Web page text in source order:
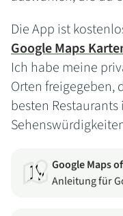
Die App ist
Google Maps
Ich habe meine
Orten freigegeben,
besten
Google Maps
Anleitung für